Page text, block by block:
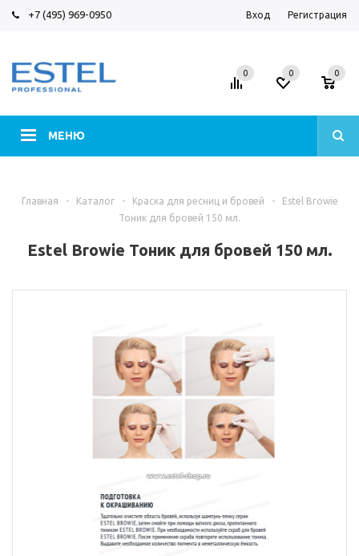
+7 (495) 969-0950 Вход Регистрация
МЕНЮ
0 0 0
Главная - Каталог - Краска для ресниц и бровей -
Estel Browie
Тоник для бровей 150 мл.
Estel Browie Тоник для бровей 150 мл.